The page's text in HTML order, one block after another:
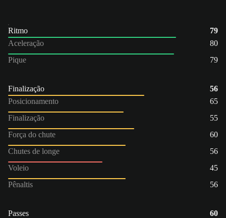
Ritmo
79
Aceleração
80
Pique
79
Finalização
56
Posicionamento
65
Finalização
55
Força do chute
60
Chutes de longe
56
Voleio
45
Pênaltis
56
Passes
60